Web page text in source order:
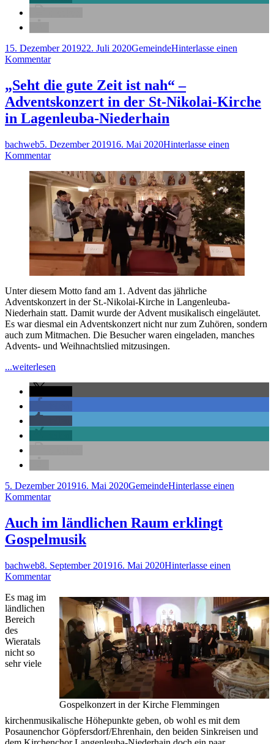
Veröffentlicht
am
15. Dezember 201922. Juli 2020Kategorien
GemeindeHinterlasse einen
Kommentarzu
in
den
Kirchgemeinden
des
Wieratal
„Seht die gute Zeit ist nah“ –
Adventskonzert in der St-Nikolai-Kirche
in Lagenleuba-Niederhain
Autor
bachwebVeröffentlicht
am
5. Dezember 201916. Mai 2020Hinterlasse einen
Kommentarzu
die
gute
Zeit
ist
nah“
–
Adventskonzert
in
St-
Nikolai-
Kirche
in
Lagenleuba-
Niederhain
Unter diesem Motto fand am 1. Advent das jährliche
Adventskonzert in der St.-Nikolai-Kirche in Langenleuba-
Niederhain statt. Damit wurde der Advent musikalisch eingeläutet.
Es war diesmal ein Adventskonzert nicht nur zum Zuhören, sondern
auch zum Mitmachen. Die Besucher waren eingeladen, manches
Advents- und Weihnachtslied mitzusingen.
...weiterlesen
gute
Zeit
ist
–
Adventskonzert
Nikolai-
Lagenleuba-
Niederhain"
Veröffentlicht
am
5. Dezember 201916. Mai 2020Kategorien
GemeindeHinterlasse einen
Kommentarzu
gute
Zeit
nah“
–
Adventskonzert
der
St-
Nikolai-
Kirche
Lagenleuba-
Niederhain
Auch im ländlichen Raum erklingt
Gospelmusik
Autor
bachwebVeröffentlicht
am
8. September 201916. Mai 2020Hinterlasse einen
Kommentarzu
im
ländlichen
Raum
erklingt
Gospelmusik
Gospelkonzert in der Kirche Flemmingen
Es mag im
ländlichen
Bereich
des
Wieratals
nicht so
sehr viele
kirchenmusikalische Höhepunkte geben, ob wohl es mit dem
Posaunenchor Göpfersdorf/Ehrenhain, den beiden Sinkreisen und